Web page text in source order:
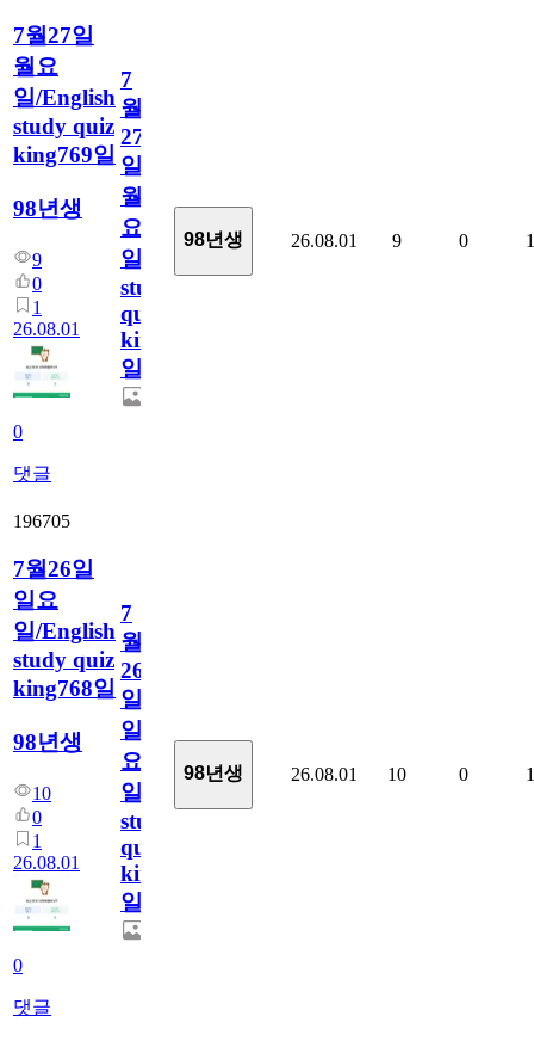
7월27일
월요
일/English
study quiz
king769일
98년생
9
0
1
26.08.01
0
댓글
7
월
27
일
월
요
일/English
study
quiz
king769
일
98년생 26.08.01 9 0 1
196705
7월26일
일요
일/English
study quiz
king768일
98년생
10
0
1
26.08.01
0
댓글
7
월
26
일
일
요
일/English
study
quiz
king768
일
98년생 26.08.01 10 0 1